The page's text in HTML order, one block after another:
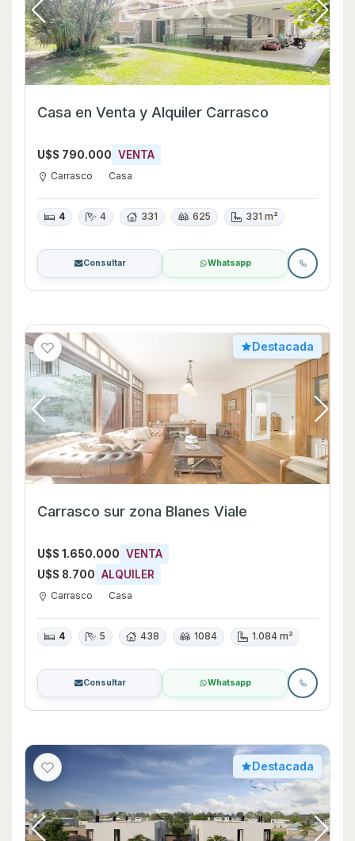
Casa en Venta y Alquiler Carrasco
U$S 790.000 VENTA
Carrasco Casa
4 4 331 625 331 m²
Consultar Whatsapp
Destacada
Carrasco sur zona Blanes Viale
U$S 1.650.000 VENTA
U$S 8.700 ALQUILER
Carrasco Casa
4 5 438 1084 1.084 m²
Consultar Whatsapp
Destacada